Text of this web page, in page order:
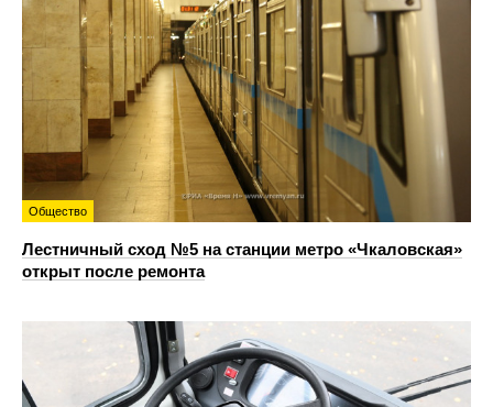
Общество
Лестничный сход №5 на станции метро «Чкаловская»
открыт после ремонта